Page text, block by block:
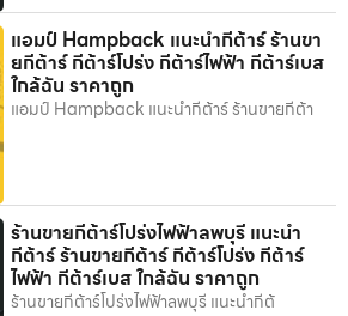
แอมป์ Hampback แนะนำกีต้าร์ ร้านขา
ยกีต้าร์ กีต้าร์โปร่ง กีต้าร์ไฟฟ้า กีต้าร์เบส
ใกล้ฉัน ราคาถูก
แอมป์ Hampback แนะนำกีต้าร์ ร้านขายกีต้า
ร้านขายกีต้าร์โปร่งไฟฟ้าลพบุรี แนะนำ
กีต้าร์ ร้านขายกีต้าร์ กีต้าร์โปร่ง กีต้าร์
ไฟฟ้า กีต้าร์เบส ใกล้ฉัน ราคาถูก
ร้านขายกีต้าร์โปร่งไฟฟ้าลพบุรี แนะนำกีต้